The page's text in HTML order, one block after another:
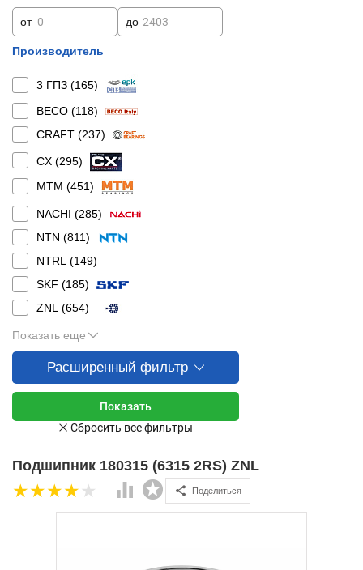
от до
Производитель
3 ГПЗ (165)
BECO (118)
CRAFT (237)
CX (295)
MTM (451)
NACHI (285)
NTN (811)
NTRL (149)
SKF (185)
ZNL (654)
Показать еще
Расширенный фильтр
Подшипник 180315 (6315 2RS) ZNL
Поделиться